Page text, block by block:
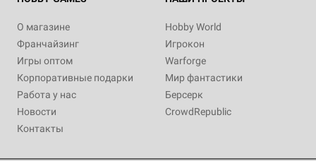
О магазине
Франчайзинг
Игры оптом
Корпоративные подарки
Работа у нас
Новости
Контакты
Hobby World
Игрокон
Warforge
Мир фантастики
Берсерк
CrowdRepublic